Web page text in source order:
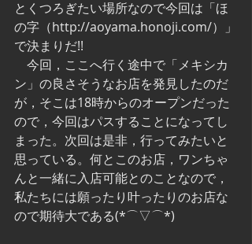
とくつろぎたい場所なので今回は「ほ
の字（http://aoyama.honoji.com/）」
で決まりだ!!
今回，ここへ行く途中で「メキシカ
ン」の良さそうなお店を発見したのだ
が，そこは18時からのオープンだった
ので，今回はパスすることになってし
まった。次回は是非，行ってみたいと
思っている。何とこのお店，ワンちゃ
んと一緒に入店可能とのことなので，
私たちには願ったり叶ったりのお店な
ので期待大である(*⌒▽⌒*)